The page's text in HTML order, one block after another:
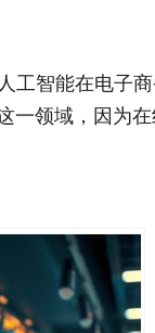
工智能在电子
一领域，因为